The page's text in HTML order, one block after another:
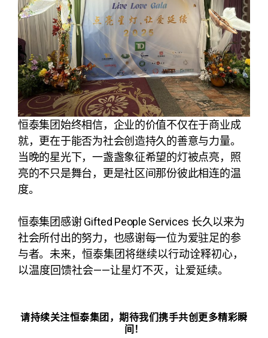
恒泰集团始终相信，企业的价值不仅在于商业成
就，更在于能否为社会创造持久的善意与力量。
当晚的星光下，一盏盏象征希望的灯被点亮，照
亮的不只是舞台，更是社区间那份彼此相连的温
度。
恒泰集团感谢 Gifted People Services 长久以来为
社会所付出的努力，也感谢每一位为爱驻足的参
与者。 未来，恒泰集团将继续以行动诠释初心，
以温度回馈社会——让星灯不灭，让爱延续。
请持续关注恒泰集团，期待我们携手共创更多精彩瞬
间！